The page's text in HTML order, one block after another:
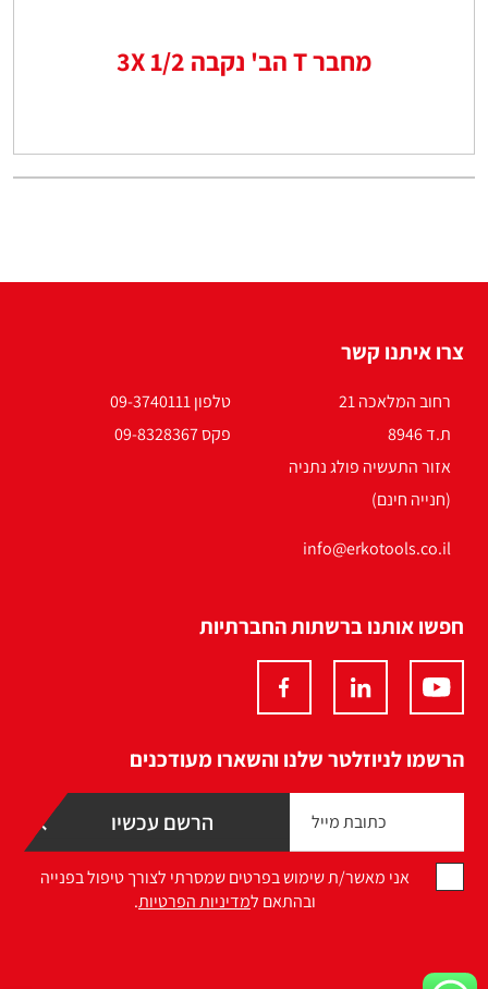
מחבר T הב' נקבה 3X 1/2
צרו איתנו קשר
רחוב המלאכה 21
ת.ד 8946
אזור התעשיה פולג נתניה
(חנייה חינם)
טלפון 09-3740111
פקס 09-8328367
info@erkotools.co.il
חפשו אותנו ברשתות החברתיות
הרשמו לניוזלטר שלנו והשארו מעודכנים
אני מאשר/ת שימוש בפרטים שמסרתי לצורך טיפול בפנייה
ובהתאם למדיניות הפרטיות.